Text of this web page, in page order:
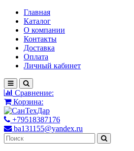
Главная
Каталог
О компании
Контакты
Доставка
Оплата
Личный кабинет
Сравнение:
Корзина:
+79518387176
ba131155@yandex.ru